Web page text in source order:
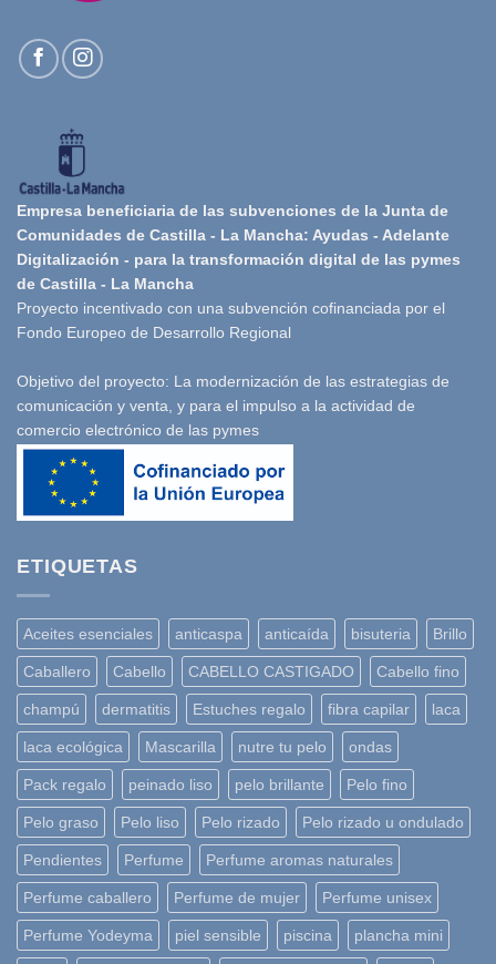
Empresa beneficiaria de las subvenciones de la Junta de
Comunidades de Castilla - La Mancha: Ayudas - Adelante
Digitalización - para la transformación digital de las pymes
de Castilla - La Mancha
Proyecto incentivado con una subvención cofinanciada por el
Fondo Europeo de Desarrollo Regional
Objetivo del proyecto: La modernización de las estrategias de
comunicación y venta, y para el impulso a la actividad de
comercio electrónico de las pymes
ETIQUETAS
Aceites esenciales anticaspa anticaída bisuteria Brillo
Caballero Cabello CABELLO CASTIGADO Cabello fino
champú dermatitis Estuches regalo fibra capilar laca
laca ecológica Mascarilla nutre tu pelo ondas
Pack regalo peinado liso pelo brillante Pelo fino
Pelo graso Pelo liso Pelo rizado Pelo rizado u ondulado
Pendientes Perfume Perfume aromas naturales
Perfume caballero Perfume de mujer Perfume unisex
Perfume Yodeyma piel sensible piscina plancha mini